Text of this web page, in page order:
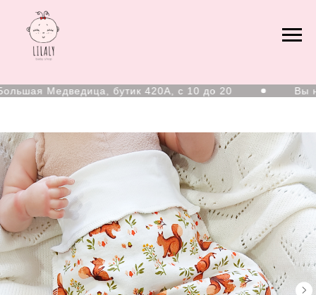
Медведица, бутик 420А, с 10 до 20 Вы на